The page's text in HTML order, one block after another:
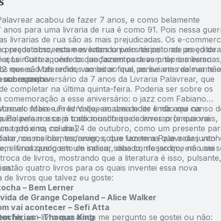
acabou de fazer 7 anos, e como belamente
anos para uma livraria de rua é como 91. Pois nessa
livrarias de rua são as mais prejudicadas. Os e-
preços obscenos e eventos universitários onde as
muito aquém do que fazem para as próprias livrarias,
que são oferecidos ao leitor final, as livrarias de rua não
acompanhar.
predatismo, estamos lutando pelo respeito ao preço de
a Lei Cortez, onde os lançamentos devem ter o mesmo
meses. Mas enfim, vamos ao que pensei em realmente
espaço.
sobre o aniversário da 7 anos da Livraria Palavrear, que
completar na última quinta-feira. Poderia ser sobre os
comemoração a esse aniversário: o jazz com Fabiano
Maia e Fred Valle, em uma noite linda aqui na
pela nossa já tradicional feira de livros promocionais,
todo ano, no dia 24 de outubro, como um presente
nossos clientes/amigos, que fazem a Palavrear junto
e finalizando em um sarau, sábado, no jardim, em uma
de livros, mostrando que a literatura é isso, pulsante,
sobre um livro que acabei de ler e não me canso
Palavrear e com todo mundo que converso (e que vai
próxima coluna).
ou melhor, escrever, sobre um tema que a dias
livros que gosto de indicar, mas confesso que não sei
estão quatro livros para os quais inventei essa nova
de livros que talvez eu goste:
– Bem Lerner
de Grange Copeland – Alice Walker
vai acontecer – Sefi Atta
férias – Thomas King
, um livro que ainda me pergunto se gostei ou não: